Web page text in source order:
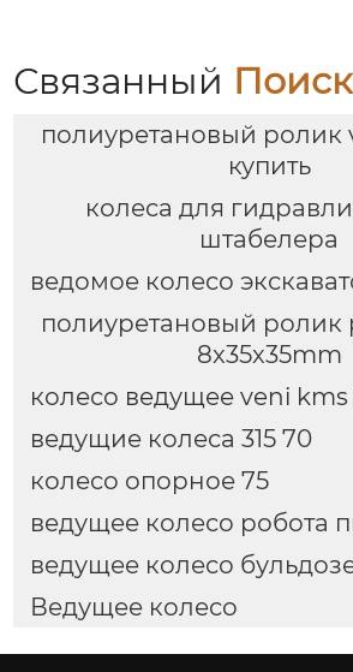
Связанный Поиск
полиуретановый ролик
купить
колеса для
штабелера
ведомое колесо
полиуретановый ролик
8x35x35mm
колесо ведущее veni kms
ведущие колеса 315 70
колесо опорное 75
ведущее колесо робота
ведущее колесо
Ведущее колесо